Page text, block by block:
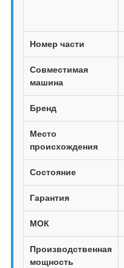
Номер части
Совместимая
машина
Бренд
Место
происхождения
Состояние
Гарантия
МОК
Производственная
мощность